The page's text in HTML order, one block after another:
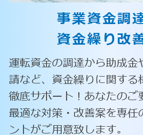
事業資金調
資金繰り改
運転資金の調達から助成金
請など、資金繰りに関する
徹底サポート！あなたのご
最適な対策・改善案を専任
ントがご用意致します。